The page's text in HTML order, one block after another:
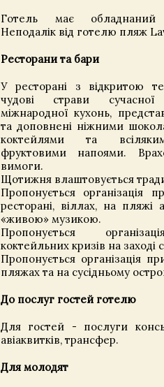
Готель має
Неподалік від готелю пляж
Ресторани та бари
У ресторані з відкритою
чудові страви
міжнародної кухонь,
та доповнені ніжними
коктейлями та
фруктовими напоями.
вимоги.
Щотижня влаштовується
Пропонується організація
ресторані, віллах, на пляжі
«живою» музикою.
Пропонується
коктейльних кризів на заході
Пропонується організація
пляжах та на сусідньому
До послуг гостей готелю
Для гостей - послуги
авіаквитків, трансфер.
Для молодят